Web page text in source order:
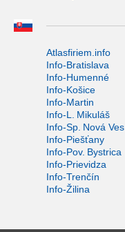
Atlasfiriem.info
Info-Bratislava
Info-Humenné
Info-Košice
Info-Martin
Info-L. Mikuláš
Info-Sp. Nová Ves
Info-Piešťany
Info-Pov. Bystrica
Info-Prievidza
Info-Trenčín
Info-Žilina